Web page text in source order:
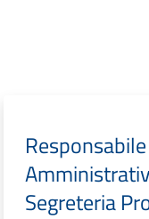
Segreteria